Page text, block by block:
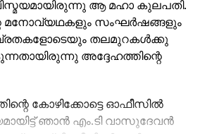
ആ മഹാ കുലപതി.
മനോവ്യഥകളും സംഘര്‍ഷങ്ങളും
തലമുറകള്‍ക്കു
അദ്ദേഹത്തിന്റെ
കോഴിക്കോട്ടെ ഓഫീസില്‍
ഞാന്‍ എം.ടി വാസുദേവന്‍